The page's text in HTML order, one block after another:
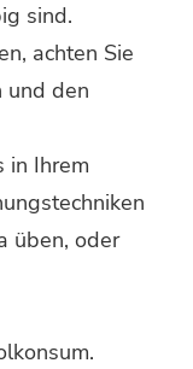
sind.
achten Sie
und den
in Ihrem
üben, oder